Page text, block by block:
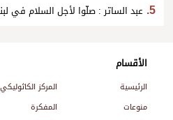
عبد الساتر : صلّوا لأجل السلام في
الأقسام
الرئيسية المركز الكاثوليكي
منوعات
المفكرة